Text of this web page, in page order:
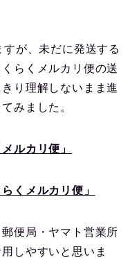
が、未だに発送する
らくメルカリ便の送
り理解しないまま進
みました。
ルカリ便」
くメルカリ便」
便局・ヤマト営業所
しやすいと思いま